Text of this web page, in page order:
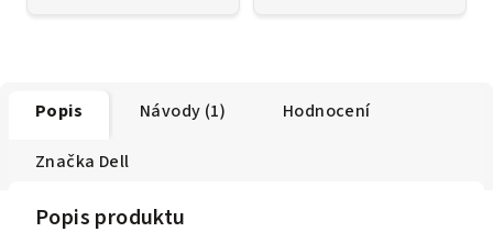
Popis Návody (1) Hodnocení
Značka Dell
Popis produktu